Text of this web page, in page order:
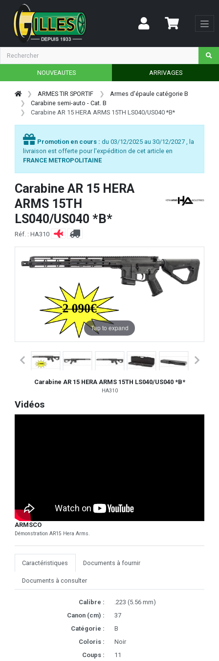
NOUVEAUTES ARRIVAGES
ARMES TIR SPORTIF
Armes d'épaule catégorie B
Carabine semi-auto - Cat. B
Carabine AR 15 HERA ARMS 15TH LS040/US040 *B*
Promotion en cours : du 03/12/2025 au 30/12/2027 , la
livraison est offerte pour l'expédition de cet article en
FRANCE METROPOLITAINE
Carabine AR 15 HERA
ARMS 15TH
LS040/US040 *B*
Réf. : HA310
Tap to expand
Carabine AR 15 HERA ARMS 15TH LS040/US040 *B*
HA310
Vidéos
ARMSCO
Démonstration AR15 Hera Arms.
Caractéristiques Documents à fournir
Documents à consulter
Calibre :
.223 (5.56 mm)
Canon (cm) :
37
Catégorie :
B
Coloris :
Noir
Coups :
11